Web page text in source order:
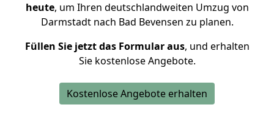
heute, um Ihren deutschlandweiten Umzug von
Darmstadt nach Bad Bevensen zu planen.
Füllen Sie jetzt das Formular aus, und erhalten
Sie kostenlose Angebote.
Kostenlose Angebote erhalten